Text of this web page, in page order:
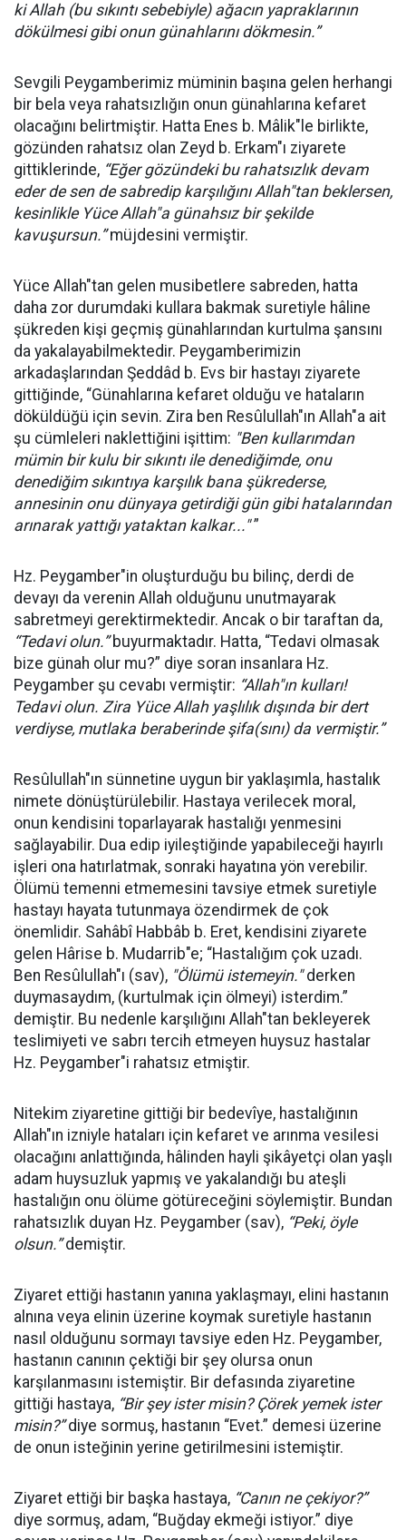
ki Allah (bu sıkıntı sebebiyle) ağacın yapraklarının
dökülmesi gibi onun günahlarını dökmesin.”
Sevgili Peygamberimiz müminin başına gelen herhangi
bir bela veya rahatsızlığın onun günahlarına kefaret
olacağını belirtmiştir. Hatta Enes b. Mâlik"le birlikte,
gözünden rahatsız olan Zeyd b. Erkam"ı ziyarete
gittiklerinde, “Eğer gözündeki bu rahatsızlık devam
eder de sen de sabredip karşılığını Allah"tan beklersen,
kesinlikle Yüce Allah"a günahsız bir şekilde
kavuşursun.”müjdesini vermiştir.
Yüce Allah"tan gelen musibetlere sabreden, hatta
daha zor durumdaki kullara bakmak suretiyle hâline
şükreden kişi geçmiş günahlarından kurtulma şansını
da yakalayabilmektedir. Peygamberimizin
arkadaşlarından Şeddâd b. Evs bir hastayı ziyarete
gittiğinde, “Günahlarına kefaret olduğu ve hataların
döküldüğü için sevin. Zira ben Resûlullah"ın Allah"a ait
şu cümleleri naklettiğini işittim: "Ben kullarımdan
mümin bir kulu bir sıkıntı ile denediğimde, onu
denediğim sıkıntıya karşılık bana şükrederse,
annesinin onu dünyaya getirdiği gün gibi hatalarından
arınarak yattığı yataktan kalkar..."”
Hz. Peygamber"in oluşturduğu bu bilinç, derdi de
devayı da verenin Allah olduğunu unutmayarak
sabretmeyi gerektirmektedir. Ancak o bir taraftan da,
“Tedavi olun.”buyurmaktadır. Hatta, “Tedavi olmasak
bize günah olur mu?” diye soran insanlara Hz.
Peygamber şu cevabı vermiştir: “Allah"ın kulları!
Tedavi olun. Zira Yüce Allah yaşlılık dışında bir dert
verdiyse, mutlaka beraberinde şifa(sını) da vermiştir.”
Resûlullah"ın sünnetine uygun bir yaklaşımla, hastalık
nimete dönüştürülebilir. Hastaya verilecek moral,
onun kendisini toparlayarak hastalığı yenmesini
sağlayabilir. Dua edip iyileştiğinde yapabileceği hayırlı
işleri ona hatırlatmak, sonraki hayatına yön verebilir.
Ölümü temenni etmemesini tavsiye etmek suretiyle
hastayı hayata tutunmaya özendirmek de çok
önemlidir. Sahâbî Habbâb b. Eret, kendisini ziyarete
gelen Hârise b. Mudarrib"e; “Hastalığım çok uzadı.
Ben Resûlullah"ı (sav), "Ölümü istemeyin."derken
duymasaydım, (kurtulmak için ölmeyi) isterdim.”
demiştir. Bu nedenle karşılığını Allah"tan bekleyerek
teslimiyeti ve sabrı tercih etmeyen huysuz hastalar
Hz. Peygamber"i rahatsız etmiştir.
Nitekim ziyaretine gittiği bir bedevîye, hastalığının
Allah"ın izniyle hataları için kefaret ve arınma vesilesi
olacağını anlattığında, hâlinden hayli şikâyetçi olan yaşlı
adam huysuzluk yapmış ve yakalandığı bu ateşli
hastalığın onu ölüme götüreceğini söylemiştir. Bundan
rahatsızlık duyan Hz. Peygamber (sav), “Peki, öyle
olsun.”demiştir.
Ziyaret ettiği hastanın yanına yaklaşmayı, elini hastanın
alnına veya elinin üzerine koymak suretiyle hastanın
nasıl olduğunu sormayı tavsiye eden Hz. Peygamber,
hastanın canının çektiği bir şey olursa onun
karşılanmasını istemiştir. Bir defasında ziyaretine
gittiği hastaya, “Bir şey ister misin? Çörek yemek ister
misin?”diye sormuş, hastanın “Evet.” demesi üzerine
de onun isteğinin yerine getirilmesini istemiştir.
Ziyaret ettiği bir başka hastaya, “Canın ne çekiyor?”
diye sormuş, adam, “Buğday ekmeği istiyor.” diye